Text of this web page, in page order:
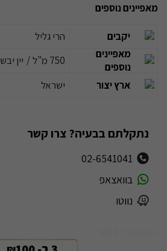
מאפיינים נוספים
יקבים
הרי גליל
מאפיינים
נוספים
750 מ"ל / יין יבש
ארץ יצור
ישראל
נתקלתם בבעיה? צרו קשר
02-6541041
בוואצאפ
נווטו